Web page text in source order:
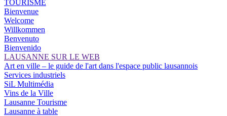
TOURISME
Bienvenue
Welcome
Willkommen
Benvenuto
Bienvenido
LAUSANNE SUR LE WEB
Art en ville – le guide de l'art dans l'espace public lausannois
Services industriels
SiL Multimédia
Vins de la Ville
Lausanne Tourisme
Lausanne à table